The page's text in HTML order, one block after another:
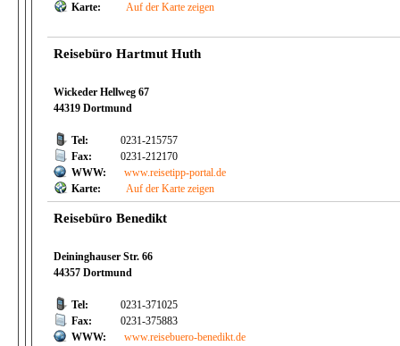
Karte:
Auf der Karte zeigen
Reisebüro Hartmut Huth
Wickeder Hellweg 67
44319 Dortmund
Tel:
0231-215757
Fax:
0231-212170
WWW:
www.reisetipp-portal.de
Karte:
Auf der Karte zeigen
Reisebüro Benedikt
Deininghauser Str. 66
44357 Dortmund
Tel:
0231-371025
Fax:
0231-375883
WWW:
www.reisebuero-benedikt.de